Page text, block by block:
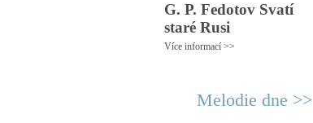
G. P. Fedotov Svatí
staré Rusi
Více informací >>
Melodie dne >>